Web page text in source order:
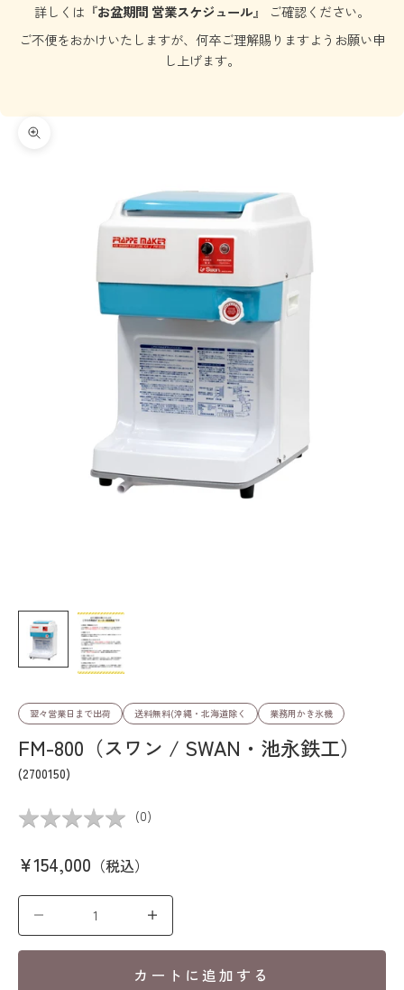
詳しくは『お盆期間 営業スケジュール』
ご確認ください。
ご不便をおかけいたしますが、何卒ご理解賜りますようお願い申
し上げます。
ズームイン
翌々営業日まで出荷 送料無料(沖縄・北海道除く 業務用かき氷機
FM-800（スワン / SWAN・池永鉄工）
(2700150)
★★★★★
★★★★★ (0)
セール価格
¥154,000 （税込）
数量を減らす 数量を増やす
カートに追加する